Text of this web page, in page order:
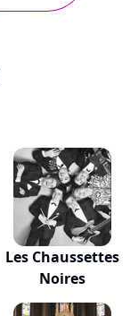
Les Chaussettes
Noires